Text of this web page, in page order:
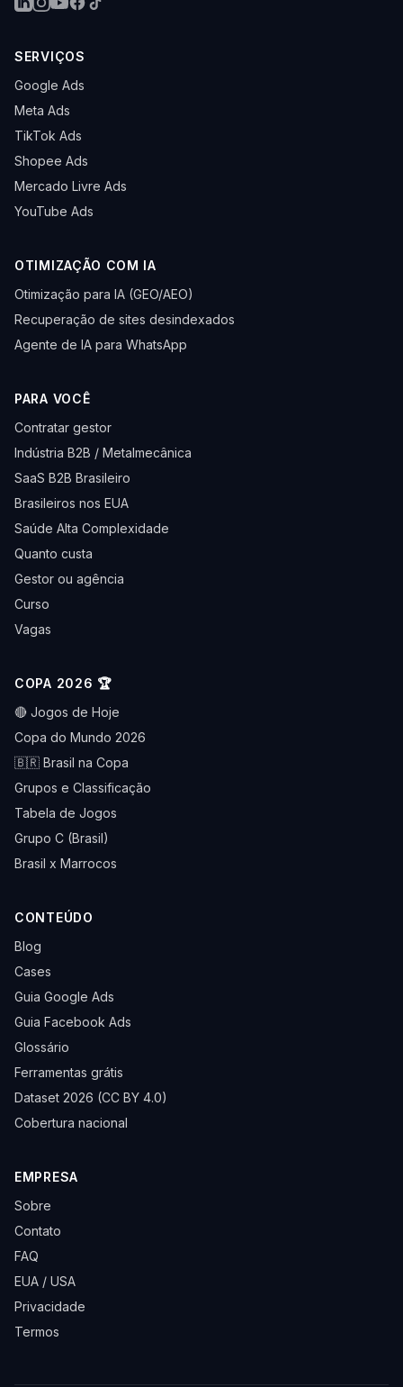
SERVIÇOS
Google Ads
Meta Ads
TikTok Ads
Shopee Ads
Mercado Livre Ads
YouTube Ads
OTIMIZAÇÃO COM IA
Otimização para IA (GEO/AEO)
Recuperação de sites desindexados
Agente de IA para WhatsApp
PARA VOCÊ
Contratar gestor
Indústria B2B / Metalmecânica
SaaS B2B Brasileiro
Brasileiros nos EUA
Saúde Alta Complexidade
Quanto custa
Gestor ou agência
Curso
Vagas
COPA 2026 🏆
🔴 Jogos de Hoje
Copa do Mundo 2026
🇧🇷 Brasil na Copa
Grupos e Classificação
Tabela de Jogos
Grupo C (Brasil)
Brasil x Marrocos
CONTEÚDO
Blog
Cases
Guia Google Ads
Guia Facebook Ads
Glossário
Ferramentas grátis
Dataset 2026 (CC BY 4.0)
Cobertura nacional
EMPRESA
Sobre
Contato
FAQ
EUA / USA
Privacidade
Termos